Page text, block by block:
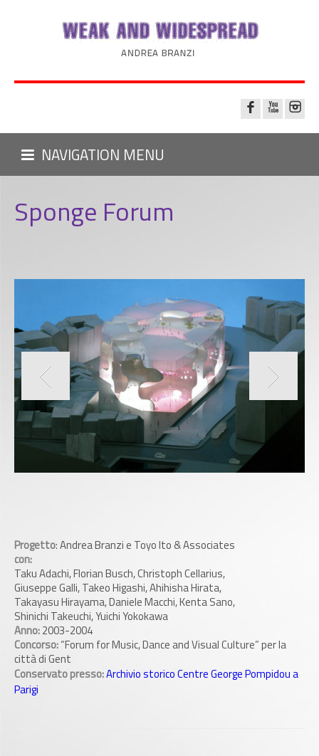
NAVIGATION MENU
Sponge Forum
Progetto: Andrea Branzi e Toyo Ito & Associates
con:
Taku Adachi, Florian Busch, Christoph Cellarius,
Giuseppe Galli, Takeo Higashi, Ahihisha Hirata,
Takayasu Hirayama, Daniele Macchi, Kenta Sano,
Shinichi Takeuchi, Yuichi Yokokawa
Anno:2003-2004
Concorso:“Forum for Music, Dance and Visual Culture” per la
città di Gent
Conservato presso:Archivio storico Centre George Pompidou a
Parigi